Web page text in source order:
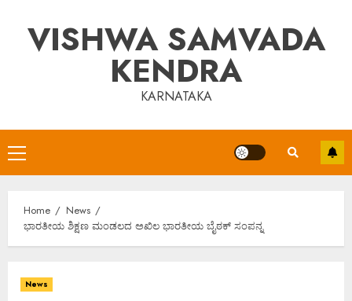
contentVISHWA SAMVADA
KENDRA
KARNATAKA
Primary
Menu
Home
News
ಭಾರತೀಯ ಶಿಕ್ಷಣ ಮಂಡಲದ ಅಖಿಲ ಭಾರತೀಯ ಬೈಠಕ್ ಸಂಪನ್ನ
News